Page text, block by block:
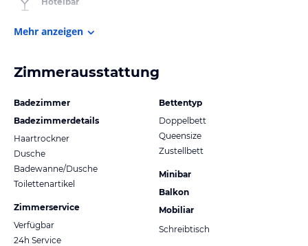
Mehr anzeigen
Zimmerausstattung
Badezimmer
Badezimmerdetails
Haartrockner
Dusche
Badewanne/Dusche
Toilettenartikel
Zimmerservice
Verfügbar
24h Service
Bettentyp
Doppelbett
Queensize
Zustellbett
Minibar
Balkon
Mobiliar
Schreibtisch